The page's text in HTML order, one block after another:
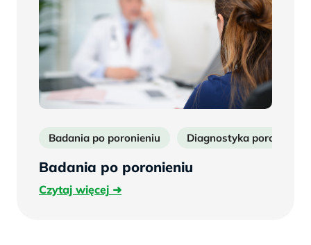
Badania po poronieniu Diagnostyka poronień
Badania po poronieniu
Czytaj więcejCzytaj